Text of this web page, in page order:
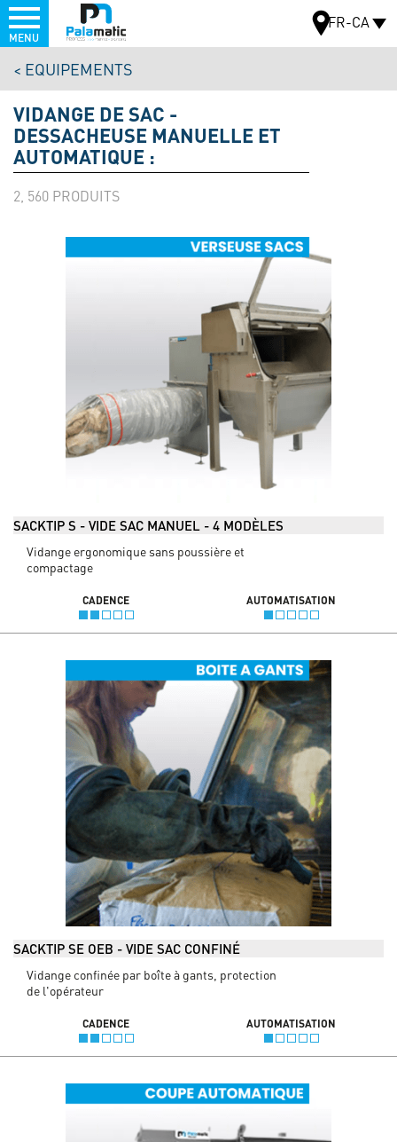
au
contenu
principal
Menu
CARTE
FR-CA
MENU
EQUIPEMENTS
VIDANGE DE SAC -
DESSACHEUSE MANUELLE ET
AUTOMATIQUE :
2, 560
SACKTIP S - VIDE SAC MANUEL - 4 MODÈLES
Vidange ergonomique sans poussière et
compactage
CADENCE AUTOMATISATION
SACKTIP SE OEB - VIDE SAC CONFINÉ
Vidange confinée par boîte à gants, protection
de l'opérateur
CADENCE AUTOMATISATION